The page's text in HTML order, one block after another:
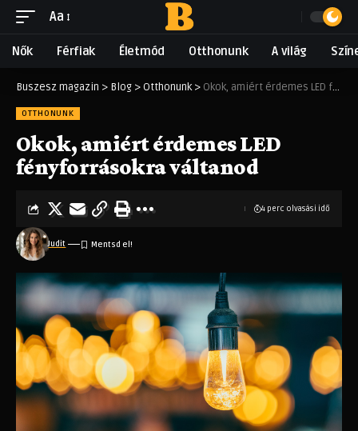
Aa
Nők Férfiak Életmód Otthonunk A világ
Buszesz magazin > Blog >Otthonunk> Okok, amiért érdemes LED fényforrásokra váltanod
OTTHONUNK
Okok, amiért érdemes LED
fényforrásokra váltanod
Judit
4 perc olvasási idő